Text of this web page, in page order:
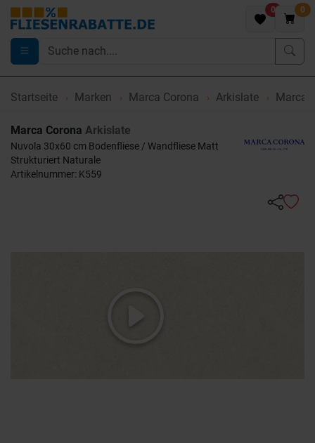
0 0
Startseite Marken Marca Corona Arkislate Marca
Marca Corona Arkislate
Nuvola 30x60 cm Bodenfliese / Wandfliese Matt
Strukturiert Naturale
Artikelnummer: K559